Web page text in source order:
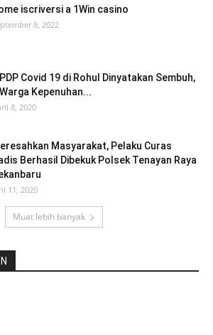
iscriversi a 1Win casino
8, 2022
Covid 19 di Rohul Dinyatakan Sembuh,
Kepenuhan...
8, 2020
Masyarakat, Pelaku Curas
Berhasil Dibekuk Polsek Tenayan Raya
11, 2020
Muat lebih banyak